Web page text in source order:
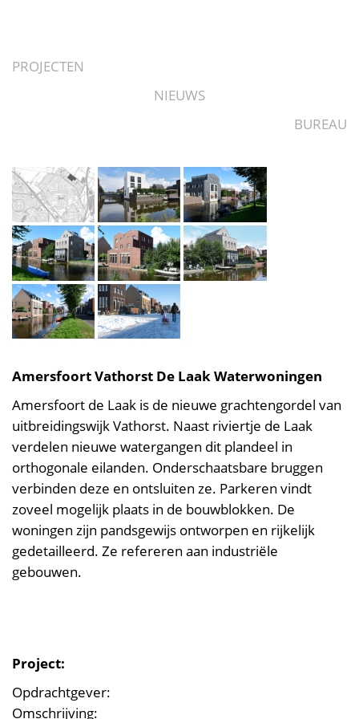
PROJECTEN
NIEUWS
BUREAU
Amersfoort Vathorst De Laak Waterwoningen
Amersfoort de Laak is de nieuwe grachtengordel van
uitbreidingswijk Vathorst. Naast riviertje de Laak
verdelen nieuwe watergangen dit plandeel in
orthogonale eilanden. Onderschaatsbare bruggen
verbinden deze en ontsluiten ze. Parkeren vindt
zoveel mogelijk plaats in de bouwblokken. De
woningen zijn pandsgewijs ontworpen en rijkelijk
gedetailleerd. Ze refereren aan industriële
gebouwen.
Project:
Opdrachtgever:
Omschrijving: